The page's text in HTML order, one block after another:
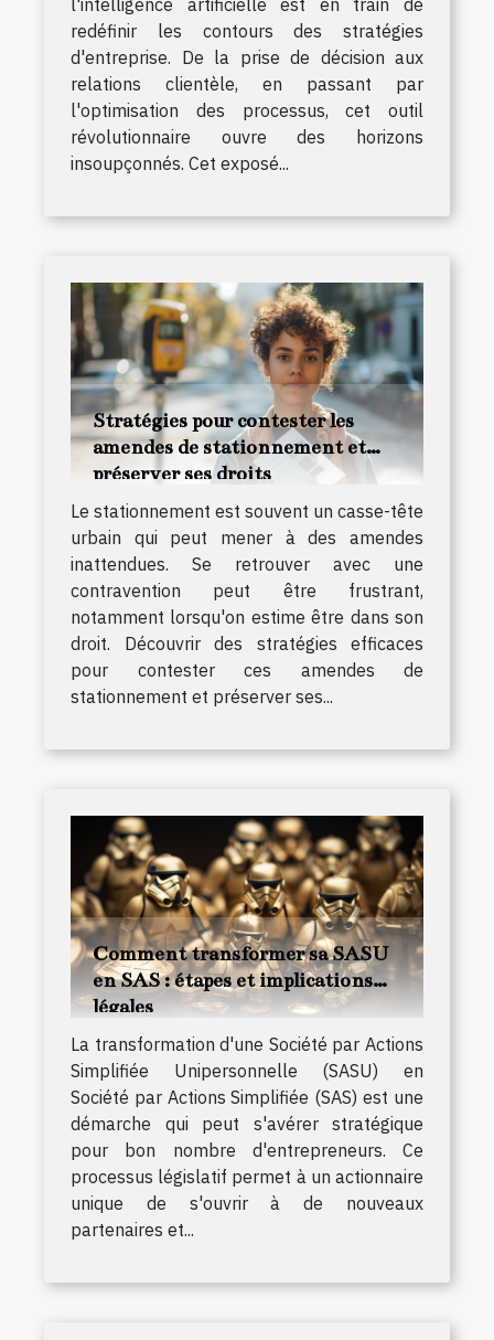
l'intelligence artificielle est en train de
redéfinir les contours des stratégies
d'entreprise. De la prise de décision aux
relations clientèle, en passant par
l'optimisation des processus, cet outil
révolutionnaire ouvre des horizons
insoupçonnés. Cet exposé...
Stratégies pour contester les
amendes de stationnement et
préserver ses droits
Le stationnement est souvent un casse-tête
urbain qui peut mener à des amendes
inattendues. Se retrouver avec une
contravention peut être frustrant,
notamment lorsqu'on estime être dans son
droit. Découvrir des stratégies efficaces
pour contester ces amendes de
stationnement et préserver ses...
Comment transformer sa SASU
en SAS : étapes et implications
légales
La transformation d'une Société par Actions
Simplifiée Unipersonnelle (SASU) en
Société par Actions Simplifiée (SAS) est une
démarche qui peut s'avérer stratégique
pour bon nombre d'entrepreneurs. Ce
processus législatif permet à un actionnaire
unique de s'ouvrir à de nouveaux
partenaires et...